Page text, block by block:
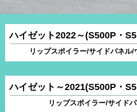
ハイゼット2022～(S500P・
リップスポイラー/サイドパネル
ハイゼット～2021(S500P・
リップスポイラー/サイド